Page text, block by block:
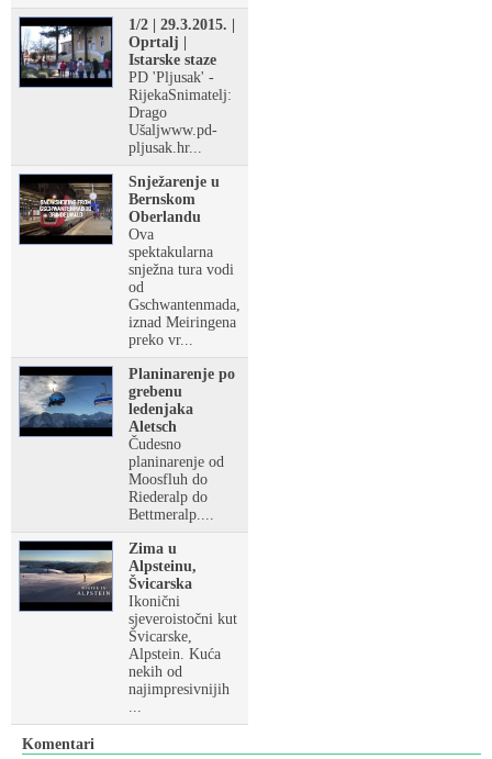
1/2 | 29.3.2015. |
Oprtalj |
Istarske staze
PD 'Pljusak' -
RijekaSnimatelj:
Drago
Ušaljwww.pd-
pljusak.hr...
Snježarenje u
Bernskom
Oberlandu
Ova
spektakularna
snježna tura vodi
od
Gschwantenmada,
iznad Meiringena
preko vr...
Planinarenje po
grebenu
ledenjaka
Aletsch
Čudesno
planinarenje od
Moosfluh do
Riederalp do
Bettmeralp....
Zima u
Alpsteinu,
Švicarska
Ikonični
sjeveroistočni kut
Švicarske,
Alpstein. Kuća
nekih od
najimpresivnijih
...
Komentari